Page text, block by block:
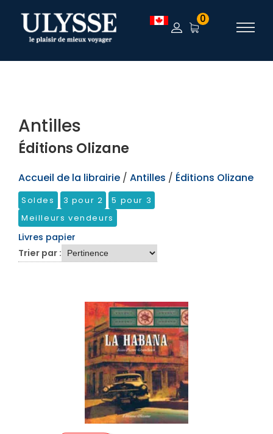
TEST 0
Antilles
Éditions Olizane
Accueil de la librairie / Antilles / Éditions Olizane
Soldes 3 pour 2
5 pour 3
Meilleurs vendeurs
Livres papier
Trier par :